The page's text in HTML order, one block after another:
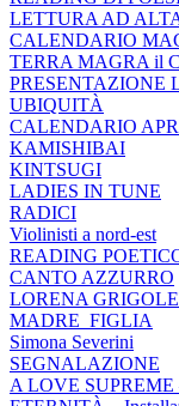
LETTURA AD
CALENDARIO
TERRA MAGRA il
PRESENTAZIONE
UBIQUITÀ
CALENDARIO
KAMISHIBAI
KINTSUGI
LADIES IN TUNE
RADICI
Violinisti a nord-est
READING
CANTO AZZURRO
LORENA
MADRE_FIGLIA
Simona Severini
SEGNALAZIONE
A LOVE SUPREME